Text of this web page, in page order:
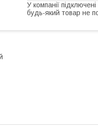
У компанії
будь-який товар не